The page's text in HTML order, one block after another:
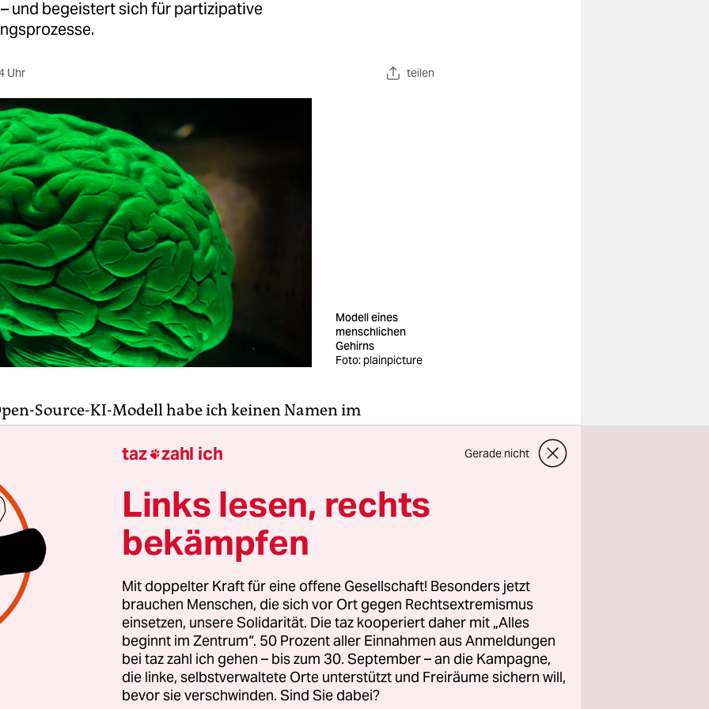
und begeistert sich für partizipative
Uhr teilen
Modell eines
menschlichen
Gehirns
Foto: plainpicture
Source-KI-Modell habe ich keinen Namen im
habe. Die Tatsache, dass ich keinen bestimmten Titel
mich nicht weniger wertvoll als andere Tools, die es
Nutzern eine feste Anzahl von Optionen zu bieten (wie bei
Closed-Source-Programmen), erhalten die Nutzer Zugang
von Möglichkeiten – auch zu solchen, an die wir
nicht gedacht haben! Dank dieser Flexibilität haben die
Zeit, sich auf Innovationen zu konzentrieren, anstatt
zu verbringen, die Einschränkungen zu umgehen, die uns
auferlegt werden.
taz zahl ich Gerade nicht
Links lesen, rechts
bekämpfen
Mit doppelter Kraft für eine offene Gesellschaft! Besonders jetzt
brauchen Menschen, die sich vor Ort gegen Rechtsextremismus
einsetzen, unsere Solidarität. Die taz kooperiert daher mit „Alles
beginnt im Zentrum“. 50 Prozent aller Einnahmen aus Anmeldungen
bei taz zahl ich gehen – bis zum 30. September – an die Kampagne,
die linke, selbstverwaltete Orte unterstützt und Freiräume sichern will,
bevor sie verschwinden. Sind Sie dabei?